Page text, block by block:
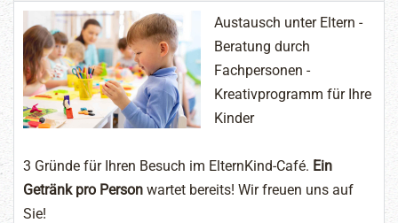
Austausch unter Eltern -
Beratung durch
Fachpersonen -
Kreativprogramm für Ihre
Kinder
3 Gründe für Ihren Besuch im ElternKind-Café. Ein
Getränk pro Person wartet bereits! Wir freuen uns auf
Sie!